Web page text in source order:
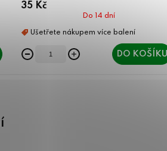
35 Kč
Do 14 dní
DO KOŠÍKU